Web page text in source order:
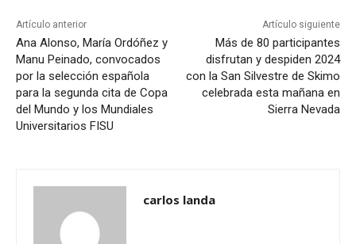
Artículo anterior
Ana Alonso, María Ordóñez y
Manu Peinado, convocados
por la selección española
para la segunda cita de Copa
del Mundo y los Mundiales
Universitarios FISU
Artículo siguiente
Más de 80 participantes
disfrutan y despiden 2024
con la San Silvestre de Skimo
celebrada esta mañana en
Sierra Nevada
carlos landa